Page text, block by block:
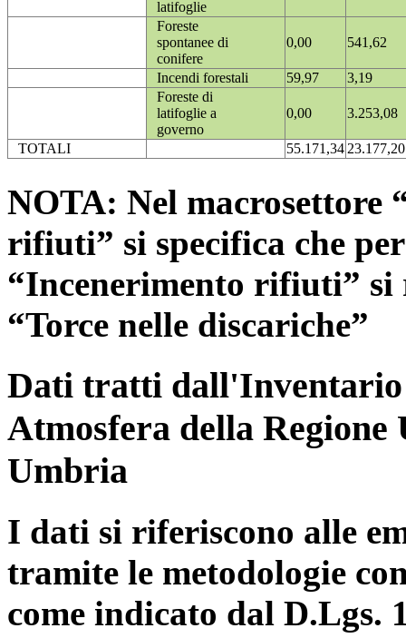
latifoglie
Foreste
spontanee di
conifere
0,00 541,62
Incendi forestali 59,97
3,19
Foreste di
latifoglie a
governo
0,00 3.253,08
TOTALI 55.171,3423.177,20
NOTA: Nel macrosettore
rifiuti” si specifica che
“Incenerimento rifiuti”
“Torce nelle discariche”
Dati tratti dall'Inventario
Atmosfera della
Umbria
I dati si riferiscono alle
tramite le metodologie
come indicato dal D.Lgs.